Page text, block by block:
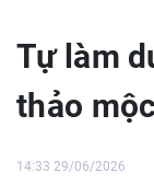
Tự làm
thảo
14:33 29/06/2026